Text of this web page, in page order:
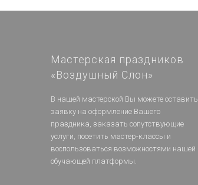
Мастерская праздников
«Воздушный Слон»
В нашей мастерской Вы можете оставить
заявку на оформление Вашего
праздника, заказать сопутствующие
услуги, посетить мастер-классы и
воспользоваться возможностями нашей
обучающей платформы.